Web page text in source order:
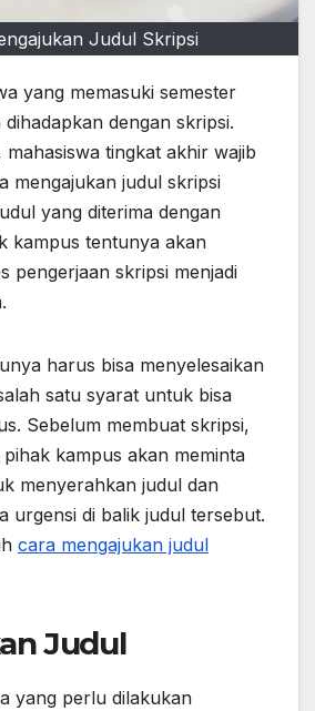
Judul Skripsi
yang memasuki semester
dengan skripsi.
tingkat akhir wajib
mengajukan judul skripsi
yang diterima dengan
kampus tentunya akan
pengerjaan skripsi menjadi
harus bisa menyelesaikan
satu syarat untuk bisa
Sebelum membuat skripsi,
kampus akan meminta
menyerahkan judul dan
urgensi di balik judul tersebut.
cara mengajukan judul
Judul
yang perlu dilakukan